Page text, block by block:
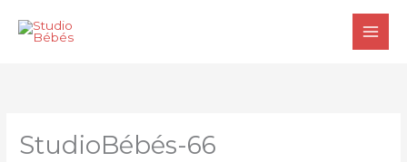
StudioBébés-66